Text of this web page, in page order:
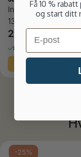
Intuo EXP koffert
132/144L Olive
green|Samsonite
2.922,-
På lager
-25%
Få 10 %
og start ditt
Email